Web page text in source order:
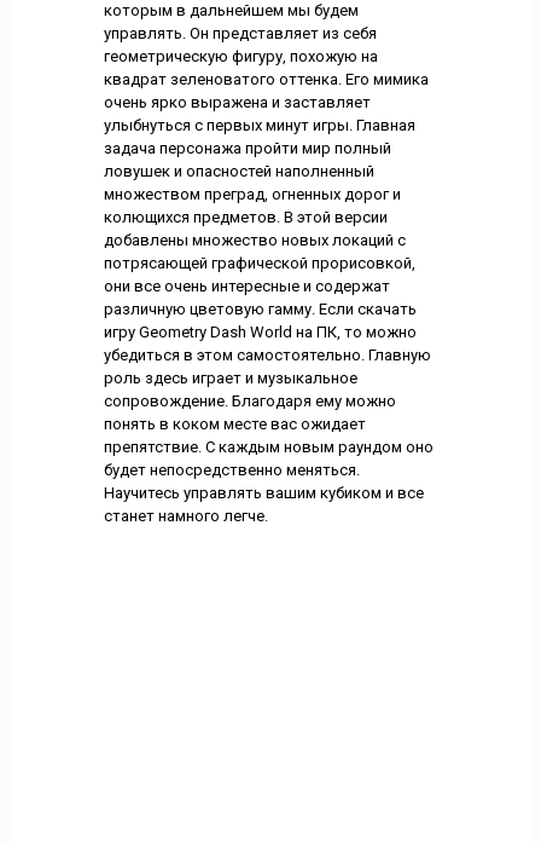
которым в дальнейшем мы будем
управлять. Он представляет из себя
геометрическую фигуру, похожую на
квадрат зеленоватого оттенка. Его мимика
очень ярко выражена и заставляет
улыбнуться с первых минут игры. Главная
задача персонажа пройти мир полный
ловушек и опасностей наполненный
множеством преград, огненных дорог и
колющихся предметов. В этой версии
добавлены множество новых локаций с
потрясающей графической прорисовкой,
они все очень интересные и содержат
различную цветовую гамму. Если скачать
игру Geometry Dash World на ПК, то можно
убедиться в этом самостоятельно. Главную
роль здесь играет и музыкальное
сопровождение. Благодаря ему можно
понять в коком месте вас ожидает
препятствие. С каждым новым раундом оно
будет непосредственно меняться.
Научитесь управлять вашим кубиком и все
станет намного легче.